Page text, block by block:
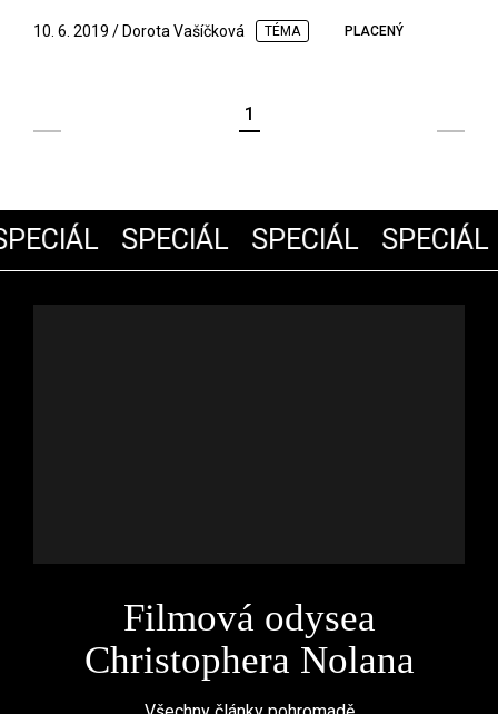
10. 6. 2019 / Dorota Vašíčková TÉMA PLACENÝ
1
SPECIÁL SPECIÁL SPECIÁL
Filmová odysea
Christophera Nolana